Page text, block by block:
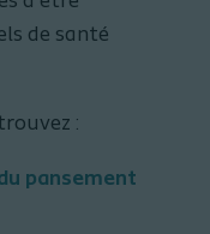
de santé
:
pansement